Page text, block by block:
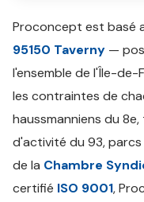
Proconcept est basé
95150 Taverny —
l'ensemble de l'Île-de-
les contraintes de
haussmanniens du
d'activité du 93,
de la Chambre
certifié ISO 9001,